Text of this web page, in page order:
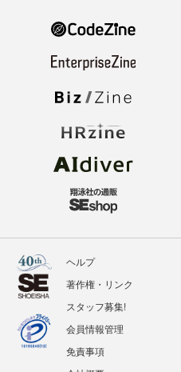
ヘルプ
著作権・リンク
スタッフ募集!
会員情報管理
免責事項